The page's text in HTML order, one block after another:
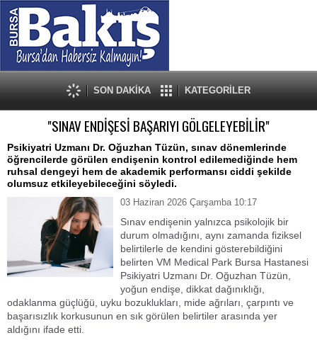
SON DAKİKA KATEGORİLER
"SINAV ENDİŞESİ BAŞARIYI GÖLGELEYEBİLİR"
Psikiyatri Uzmanı Dr. Oğuzhan Tüzün, sınav dönemlerinde
öğrencilerde görülen endişenin kontrol edilemediğinde hem
ruhsal dengeyi hem de akademik performansı ciddi şekilde
olumsuz etkileyebileceğini söyledi.
03 Haziran 2026 Çarşamba 10:17
Sınav endişenin yalnızca psikolojik bir
durum olmadığını, aynı zamanda fiziksel
belirtilerle de kendini gösterebildiğini
belirten VM Medical Park Bursa Hastanesi
Psikiyatri Uzmanı Dr. Oğuzhan Tüzün,
yoğun endişe, dikkat dağınıklığı,
odaklanma güçlüğü, uyku bozuklukları, mide ağrıları, çarpıntı ve
başarısızlık korkusunun en sık görülen belirtiler arasında yer
aldığını ifade etti.